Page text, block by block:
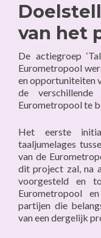
van het
De actiegroep
Eurometropool
en opportuniteiten
de
Eurometropool te
Het eerste
taaljumelages
van de
dit project zal, na
voorgesteld en
Eurometropool
partijen die
van een dergelijk